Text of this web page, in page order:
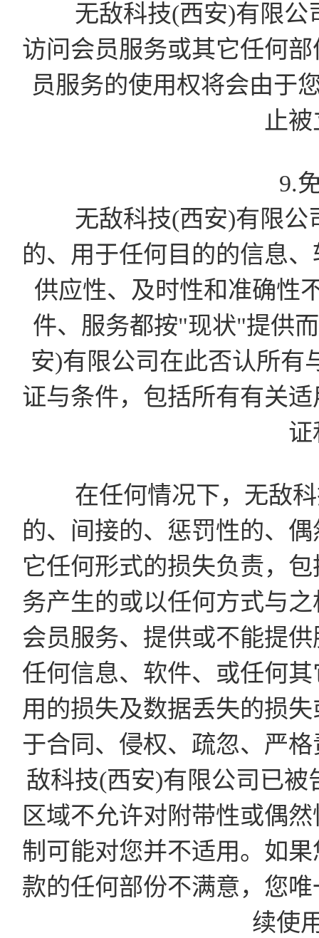
无敌科技(西安)有限公
访问会员服务或其它任何
员服务的使用权将会由于
止
9.
无敌科技(西安)有限公
的、用于任何目的的信息
供应性、及时性和准确性
件、服务都按"现状"提供
安)有限公司在此否认所有
证与条件，包括所有有关
证
在任何情况下，无敌科
的、间接的、惩罚性的、
它任何形式的损失负责，
务产生的或以任何方式与
会员服务、提供或不能提
任何信息、软件、或任何
用的损失及数据丢失的损
于合同、侵权、疏忽、严
敌科技(西安)有限公司已
区域不允许对附带性或偶
制可能对您并不适用。如
款的任何部份不满意，您
续使